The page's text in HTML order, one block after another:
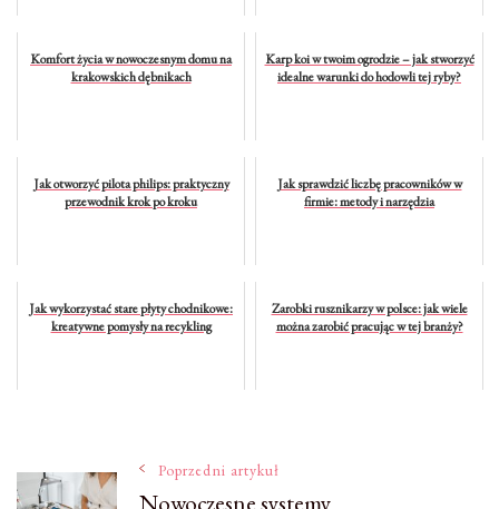
Komfort życia w nowoczesnym domu na
krakowskich dębnikach
Karp koi w twoim ogrodzie – jak stworzyć
idealne warunki do hodowli tej ryby?
Jak otworzyć pilota philips: praktyczny
przewodnik krok po kroku
Jak sprawdzić liczbę pracowników w
firmie: metody i narzędzia
Jak wykorzystać stare płyty chodnikowe:
kreatywne pomysły na recykling
Zarobki rusznikarzy w polsce: jak wiele
można zarobić pracując w tej branży?
NawigacjaPoprzedni artykuł